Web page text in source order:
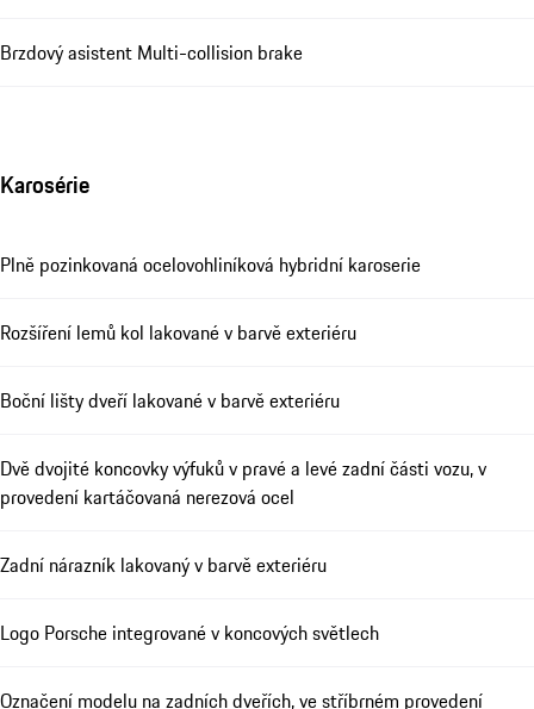
Brzdový asistent Multi-collision brake
Karosérie
Plně pozinkovaná ocelovohliníková hybridní karoserie
Rozšíření lemů kol lakované v barvě exteriéru
Boční lišty dveří lakované v barvě exteriéru
Dvě dvojité koncovky výfuků v pravé a levé zadní části vozu, v
provedení kartáčovaná nerezová ocel
Zadní nárazník lakovaný v barvě exteriéru
Logo Porsche integrované v koncových světlech
Označení modelu na zadních dveřích, ve stříbrném provedení